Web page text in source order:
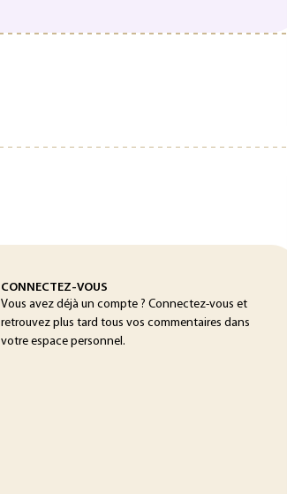
CONNECTEZ-VOUS
Vous avez déjà un compte ? Connectez-vous et
retrouvez plus tard tous vos commentaires dans
votre espace personnel.